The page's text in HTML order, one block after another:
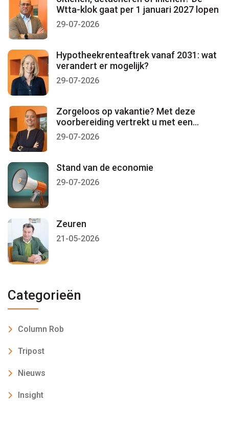
Wtta-klok gaat per 1 januari 2027 lopen
29-07-2026
Hypotheekrenteaftrek vanaf 2031: wat
verandert er mogelijk?
29-07-2026
Zorgeloos op vakantie? Met deze
voorbereiding vertrekt u met een
gerust gevoel
29-07-2026
Stand van de economie
29-07-2026
Zeuren
21-05-2026
Categorieën
Column Rob
Tripost
Nieuws
Insight